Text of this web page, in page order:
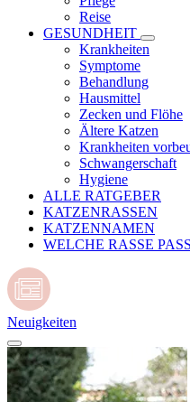
Reise
GESUNDHEIT
Krankheiten
Symptome
Behandlung
Hausmittel
Zecken und Flöhe
Ältere Katzen
Krankheiten
Schwangerschaft
Hygiene
ALLE RATGEBER
KATZENRASSEN
KATZENNAMEN
WELCHE RASSE
Neuigkeiten